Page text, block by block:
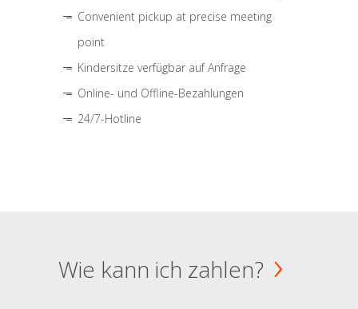
Convenient pickup at precise meeting
point
Kindersitze verfügbar auf Anfrage
Online- und Offline-Bezahlungen
24/7-Hotline
Wie kann ich zahlen?